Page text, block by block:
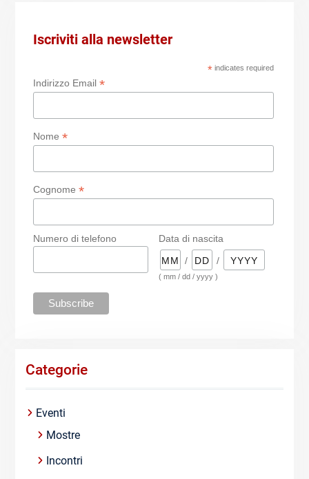
Iscriviti alla newsletter
*indicates required
Indirizzo Email *
Nome *
Cognome *
Numero di telefono
Data di nascita
/
/
( mm / dd / yyyy )
Categorie
Eventi
Mostre
Incontri